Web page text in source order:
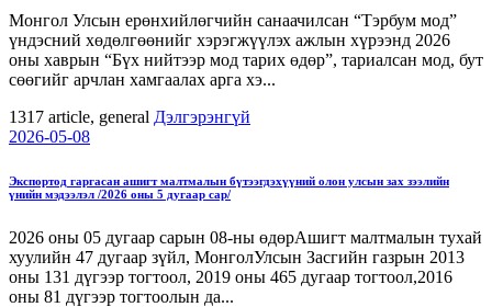
Монгол Улсын ерөнхийлөгчийн санаачилсан “Тэрбум мод”
үндэсний хөдөлгөөнийг хэрэгжүүлэх ажлын хүрээнд 2026
оны хаврын “Бүх нийтээр мод тарих өдөр”, тариалсан мод, бут
сөөгийг арчлан хамгаалах арга хэ...
1317 article, general Дэлгэрэнгүй
2026-05-08
Экспортод гаргасан ашигт малтмалын бүтээгдэхүүний олон улсын зах зээлийн
үнийн мэдээлэл /2026 оны 5 дугаар сар/
2026 оны 05 дугаар сарын 08-ны өдөрАшигт малтмалын тухай
хуулийн 47 дугаар зүйл, МонголУлсын Засгийн газрын 2013
оны 131 дүгээр тогтоол, 2019 оны 465 дугаар тогтоол,2016
оны 81 дүгээр тогтоолын да...